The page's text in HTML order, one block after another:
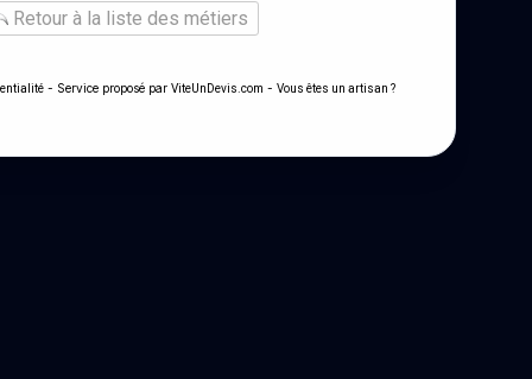
Retour à la liste des métiers
- Service proposé par ViteUnDevis.com - Vous êtes un artisan ?